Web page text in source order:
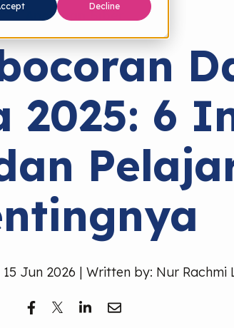
Decline
Ancaman Siber
2025: 6
15 Jun 2026 | Written by: Nur Rachmi